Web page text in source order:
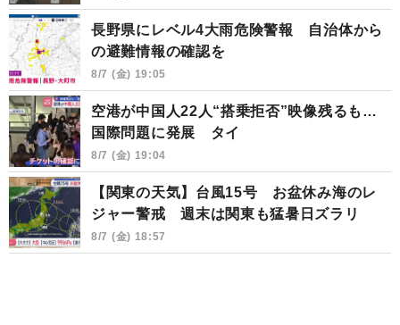
長野県にレベル4大雨危険警報 自治体から
の避難情報の確認を
8/7 (金) 19:05
空港が中国人22人“搭乗拒否”映像残るも…
国際問題に発展 タイ
8/7 (金) 19:04
【関東の天気】台風15号 お盆休み海のレ
ジャー警戒 週末は関東も猛暑日ズラリ
8/7 (金) 18:57